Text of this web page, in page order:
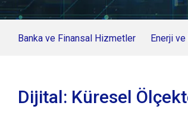
Banka ve Finansal Hizmetler Enerji
Dijital: Küresel